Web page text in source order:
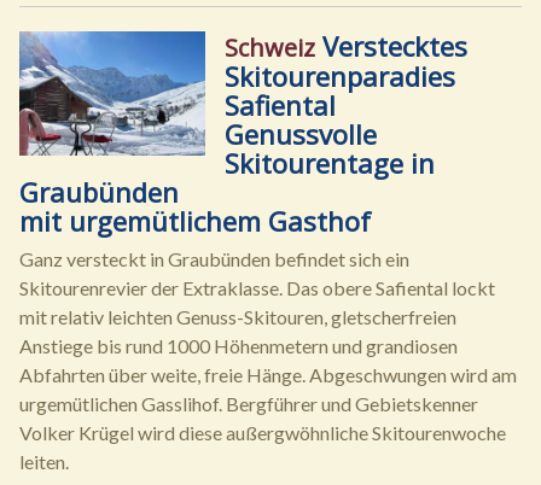
Schweiz Verstecktes
Skitourenparadies
Safiental
Genussvolle
Skitourentage in
Graubünden
mit urgemütlichem Gasthof
Ganz versteckt in Graubünden befindet sich ein
Skitourenrevier der Extraklasse. Das obere Safiental lockt
mit relativ leichten Genuss-Skitouren, gletscherfreien
Anstiege bis rund 1000 Höhenmetern und grandiosen
Abfahrten über weite, freie Hänge. Abgeschwungen wird am
urgemütlichen Gasslihof. Bergführer und Gebietskenner
Volker Krügel wird diese außergwöhnliche Skitourenwoche
leiten.